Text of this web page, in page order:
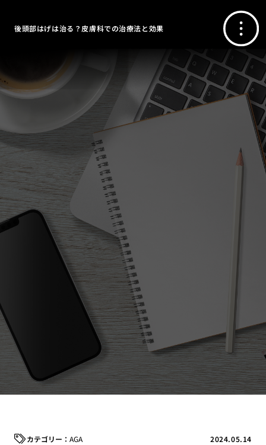
後頭部はげは治る？皮膚科での治療法と効果
2024.05.14
AGA